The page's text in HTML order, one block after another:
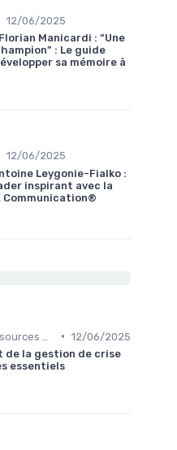
12/06/2025
Manicardi : “Une
: Le guide
sa mémoire à
12/06/2025
Leygonie-Fialko :
inspirant avec la
Communication®
• 12/06/2025
de la gestion de crise
essentiels